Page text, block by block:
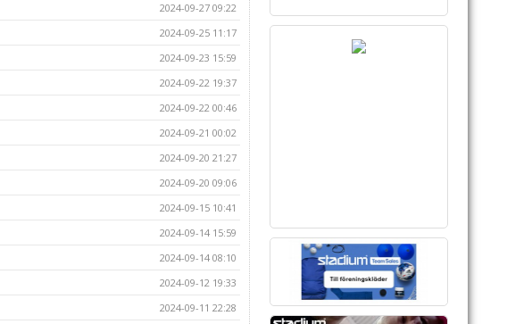
2024-09-27 09:22
2024-09-25 11:17
2024-09-23 15:59
2024-09-22 19:37
2024-09-22 00:46
2024-09-21 00:02
2024-09-20 21:27
2024-09-20 09:06
2024-09-15 10:41
2024-09-14 15:59
2024-09-14 08:10
2024-09-12 19:33
2024-09-11 22:28